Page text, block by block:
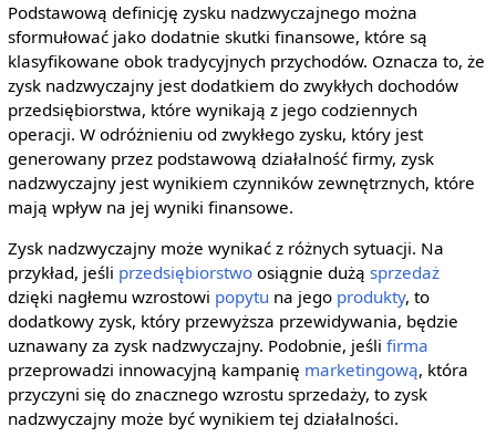
Podstawową definicję zysku nadzwyczajnego można
sformułować jako dodatnie skutki finansowe, które są
klasyfikowane obok tradycyjnych przychodów. Oznacza to, że
zysk nadzwyczajny jest dodatkiem do zwykłych dochodów
przedsiębiorstwa, które wynikają z jego codziennych
operacji. W odróżnieniu od zwykłego zysku, który jest
generowany przez podstawową działalność firmy, zysk
nadzwyczajny jest wynikiem czynników zewnętrznych, które
mają wpływ na jej wyniki finansowe.
Zysk nadzwyczajny może wynikać z różnych sytuacji. Na
przykład, jeśli przedsiębiorstwoosiągnie dużą sprzedaż
dzięki nagłemu wzrostowi popytu na jego produkty, to
dodatkowy zysk, który przewyższa przewidywania, będzie
uznawany za zysk nadzwyczajny. Podobnie, jeśli firma
przeprowadzi innowacyjną kampanię marketingową, która
przyczyni się do znacznego wzrostu sprzedaży, to zysk
nadzwyczajny może być wynikiem tej działalności.